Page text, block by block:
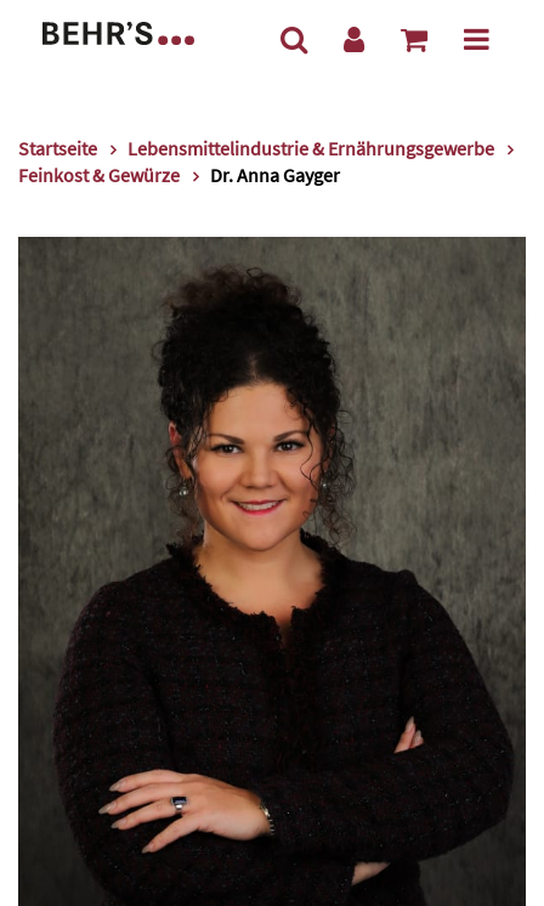
Startseite
Lebensmittelindustrie & Ernährungsgewerbe
Feinkost & Gewürze
Dr. Anna Gayger